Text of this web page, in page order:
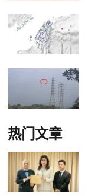
热门文章